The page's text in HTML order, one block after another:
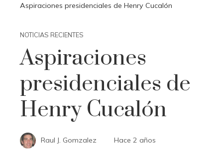
Aspiraciones presidenciales de Henry Cucalón
NOTICIAS RECIENTES
Aspiraciones
presidenciales de
Henry Cucalón
Raul J. Gomzalez Hace 2 años